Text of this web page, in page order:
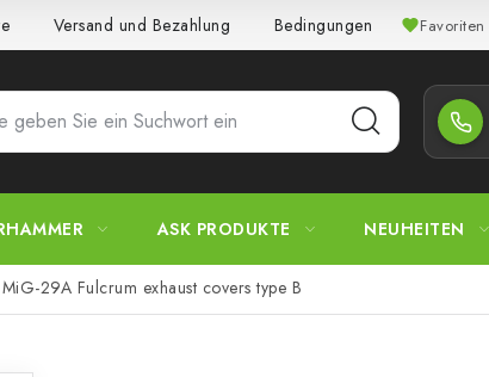
Versand und Bezahlung Bedingungen und Konditionen
Favoriten
ASK PRODUKTE NEUHEITEN
29A Fulcrum exhaust covers type B